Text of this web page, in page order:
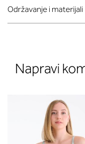
Održavanje i materijali
Napravi